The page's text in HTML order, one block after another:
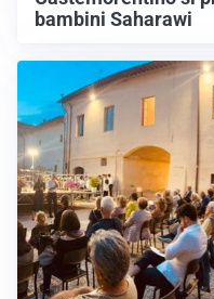
bambini Saharawi